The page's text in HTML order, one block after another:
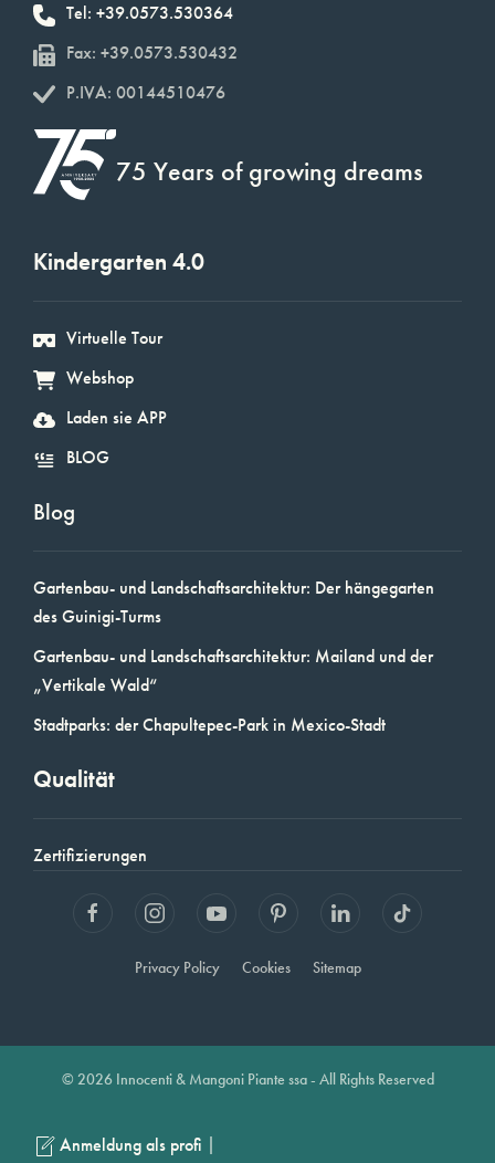
Tel: +39.0573.530364
Fax: +39.0573.530432
P.IVA: 00144510476
75 Years of growing dreams
Kindergarten 4.0
Virtuelle Tour
Webshop
Laden sie APP
BLOG
Blog
Gartenbau- und Landschaftsarchitektur: Der hängegarten
des Guinigi-Turms
Gartenbau- und Landschaftsarchitektur: Mailand und der
„Vertikale Wald“
Stadtparks: der Chapultepec-Park in Mexico-Stadt
Qualität
Zertifizierungen
Privacy Policy Cookies Sitemap
© 2026 Innocenti & Mangoni Piante ssa - All Rights Reserved
Anmeldung als profi |